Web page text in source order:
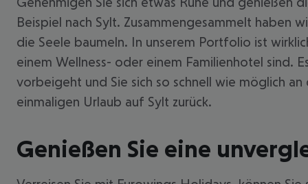
Beispiel nach Sylt. Zusammengesammelt haben
die Seele baumeln. In unserem Portfolio ist
einem Wellness- oder einem Familienhotel sind.
vorbeigeht und Sie sich so schnell wie möglich
einmaligen Urlaub auf Sylt zurück.
Genießen Sie eine